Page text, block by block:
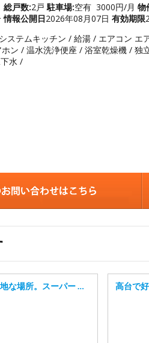
総戸数:2戸 駐車場:空有 3000円/月 物
情報公開日2026年08月07日 有効期限
ステムキッチン / 給湯 / エアコン エ
ン / 温水洗浄便座 / 浴室乾燥機 / 独
水 /
な場所。スーパー … 高台で